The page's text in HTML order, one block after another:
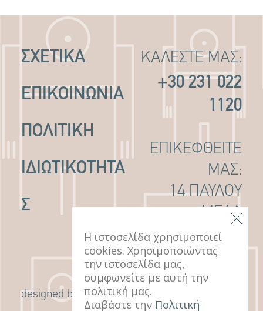
ΣΧΕΤΙΚΑ
ΕΠΙΚΟΙΝΩΝΙΑ
ΠΟΛΙΤΙΚΉ
ΙΔΙΩΤΙΚΌΤΗΤΑ
Σ
ΚΑΛΕΣΤΕ ΜΑΣ:
+30 231 022
1120
ΕΠΙΚΕΦΘΕΙΤΕ
ΜΑΣ:
14 ΠΑΥΛΟΥ
ΜΕΛΑ
ΘΕΣΣΑΛΟΝΙΚΗ,
546 22
designed by G Design Studio
Η ιστοσελίδα χρησιμοποιεί
cookies. Χρησιμοποιώντας
την ιστοσελίδα μας,
συμφωνείτε με αυτή την
πολιτική μας.
Διαβάστε την Πολιτική